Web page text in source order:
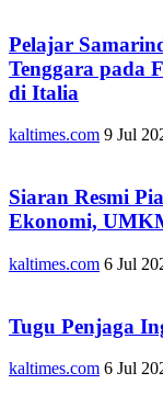
Pelajar
Tenggara pada
di Italia
kaltimes.com 9 Jul
Siaran Resmi
Ekonomi,
kaltimes.com 6 Jul
Tugu Penjaga
kaltimes.com 6 Jul